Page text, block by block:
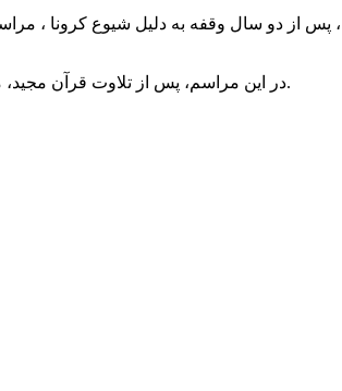
پس از دو سال وقفه به دلیل شیوع کرونا ،
در این مراسم، پس از تلاوت قرآنسید حسن خمینی، رهبر معظم انقلاب به ایراد سخن خواهند پرداخت.